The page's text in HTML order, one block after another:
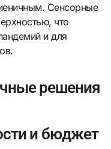
Сенсорные
что
и для
решения
и бюджет